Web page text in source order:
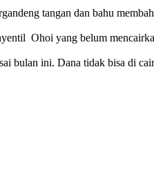
tangan dan bahu
Ohoi yang belum
bulan ini. Dana tidak bisa di